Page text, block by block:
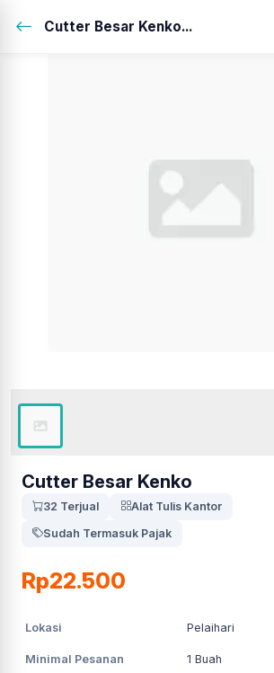
Cutter Besar Kenko...
Cutter Besar Kenko
32 Terjual
Alat Tulis Kantor
Sudah Termasuk Pajak
Rp22.500
Lokasi Pelaihari
Minimal Pesanan 1 Buah